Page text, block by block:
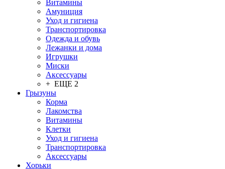
Витамины
Амуниция
Уход и гигиена
Транспортировка
Одежда и обувь
Лежанки и дома
Игрушки
Миски
Аксессуары
+ ЕЩЕ 2
Грызуны
Корма
Лакомства
Витамины
Клетки
Уход и гигиена
Транспортировка
Аксессуары
Хорьки